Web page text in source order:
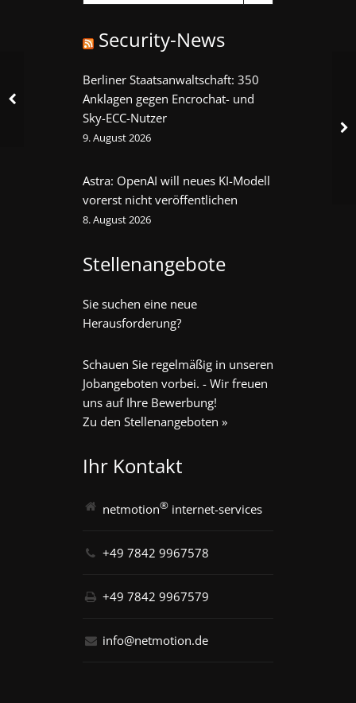
Security-News
Berliner Staatsanwaltschaft: 350
Anklagen gegen Encrochat- und
Sky-ECC-Nutzer
9. August 2026
Astra: OpenAI will neues KI-Modell
vorerst nicht veröffentlichen
8. August 2026
Stellenangebote
Sie suchen eine neue
Herausforderung?
Schauen Sie regelmäßig in unseren
Jobangeboten vorbei. - Wir freuen
uns auf Ihre Bewerbung!
Zu den Stellenangeboten »
Ihr Kontakt
netmotion® internet-services
+49 7842 9967578
+49 7842 9967579
info@netmotion.de